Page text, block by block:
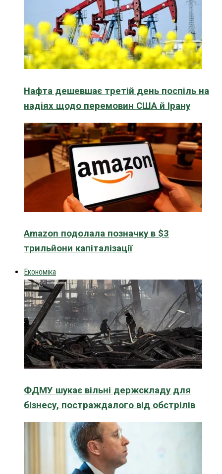
Нафта дешевшає третій день поспіль на
надіях щодо перемовин США й Ірану
Amazon подолала позначку в $3
трильйони капіталізації
Економіка
ФДМУ шукає вільні держскладу для
бізнесу, постраждалого від обстрілів